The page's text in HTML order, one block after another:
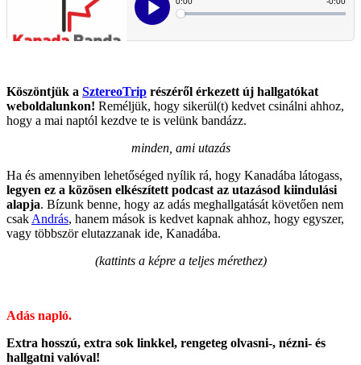
Köszöntjük a SztereoTrip részéről érkezett új hallgatókat
weboldalunkon! Reméljük, hogy sikerül(t) kedvet csinálni ahhoz,
hogy a mai naptól kezdve te is velünk bandázz.
minden, ami utazás
Ha és amennyiben lehetőséged nyílik rá, hogy Kanadába látogass,
legyen ez a közösen elkészített podcast az utazásod kiindulási
alapja. Bízunk benne, hogy az adás meghallgatását követően nem
csak András, hanem mások is kedvet kapnak ahhoz, hogy egyszer,
vagy többször elutazzanak ide, Kanadába.
(kattints a képre a teljes mérethez)
Adás napló.
Extra hosszú, extra sok linkkel, rengeteg olvasni-, nézni- és
hallgatni valóval!